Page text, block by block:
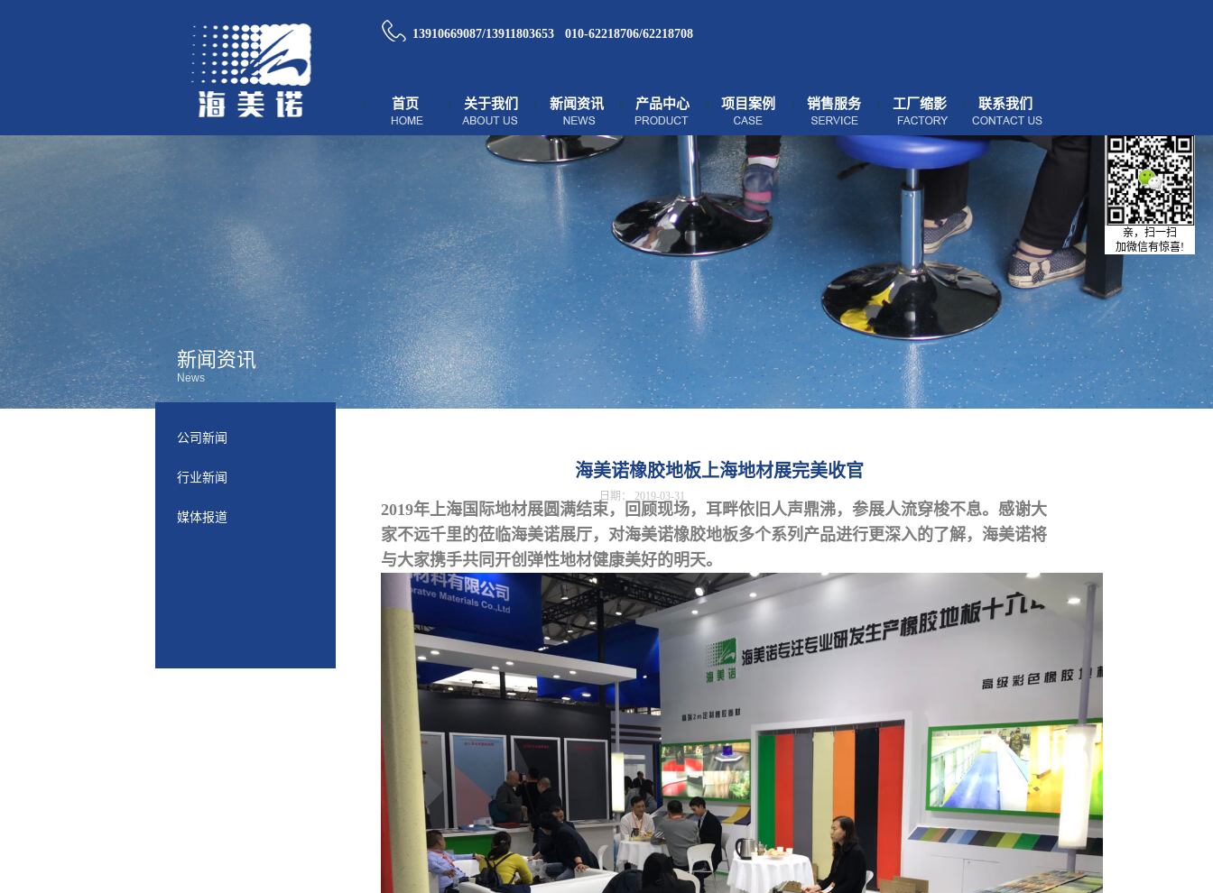
13910669087/13911803653 010-62218706/62218708
首页 关于我们 新闻资讯 产品中心 项目案例 销售服务 工厂缩影 联系我们
新闻资讯
News
公司新闻
行业新闻
媒体报道
海美诺橡胶地板上海地材展完美收官
日期： 2019-03-31
2019年上海国际地材展圆满结束，回顾现场，耳畔依旧人声鼎沸，参展人流穿梭不息。感谢大
家不远千里的莅临海美诺展厅，对海美诺橡胶地板多个系列产品进行更深入的了解，海美诺将
与大家携手共同开创弹性地材健康美好的明天。
亲，扫一扫
加微信有惊喜!